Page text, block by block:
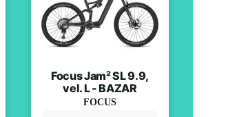
Focus Jam² SL 9.9,
vel. L - BAZAR
FOCUS